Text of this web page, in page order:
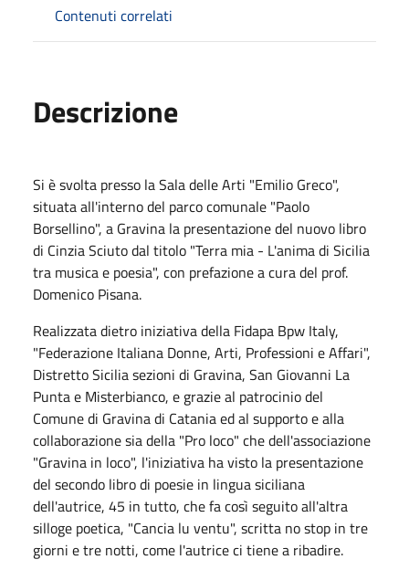
Contenuti correlati
Descrizione
Si è svolta presso la Sala delle Arti "Emilio Greco",
situata all'interno del parco comunale "Paolo
Borsellino", a Gravina la presentazione del nuovo libro
di Cinzia Sciuto dal titolo "Terra mia - L'anima di Sicilia
tra musica e poesia", con prefazione a cura del prof.
Domenico Pisana.
Realizzata dietro iniziativa della Fidapa Bpw Italy,
"Federazione Italiana Donne, Arti, Professioni e Affari",
Distretto Sicilia sezioni di Gravina, San Giovanni La
Punta e Misterbianco, e grazie al patrocinio del
Comune di Gravina di Catania ed al supporto e alla
collaborazione sia della "Pro loco" che dell'associazione
"Gravina in loco", l'iniziativa ha visto la presentazione
del secondo libro di poesie in lingua siciliana
dell'autrice, 45 in tutto, che fa così seguito all'altra
silloge poetica, "Cancia lu ventu", scritta no stop in tre
giorni e tre notti, come l'autrice ci tiene a ribadire.